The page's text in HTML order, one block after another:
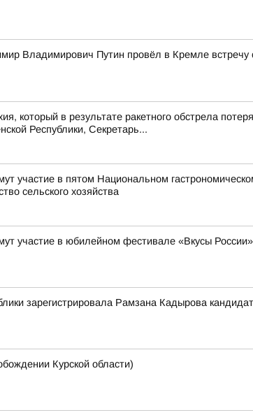
Владимирович Путин провёл в Кремле
который в результате ракетного обстрела
Республики, Секретарь...
участие в пятом Национальном
сельского хозяйства
участие в юбилейном фестивале «Вкусы России»
зарегистрировала Рамзана Кадырова
Курской области)